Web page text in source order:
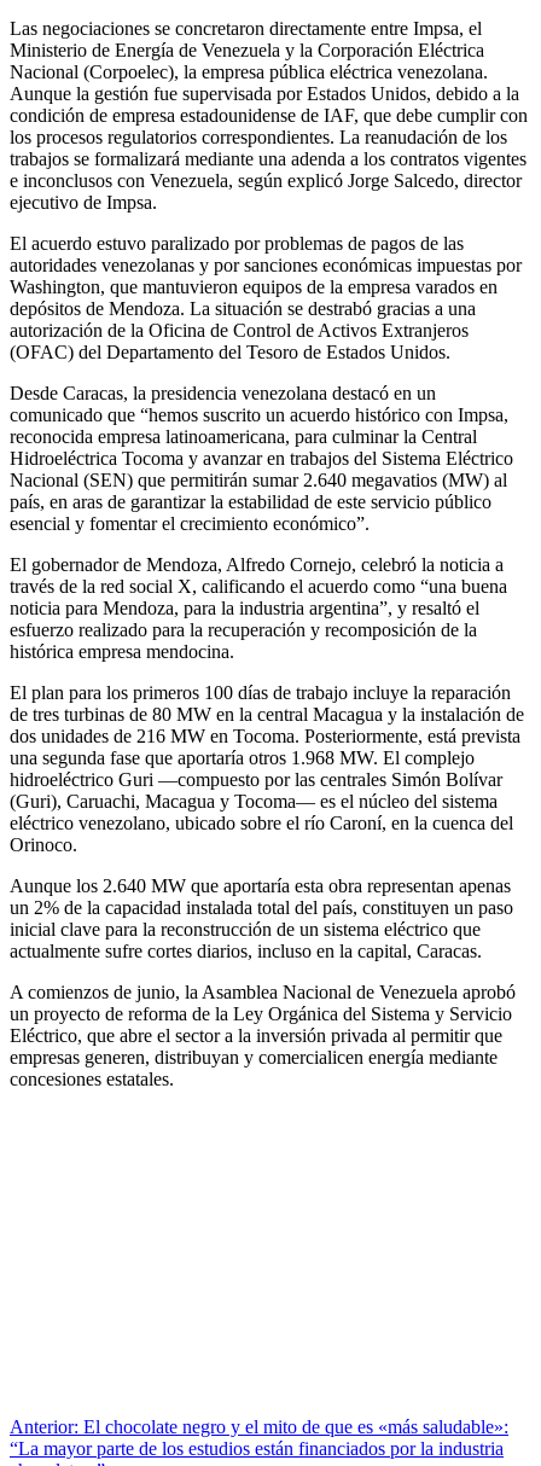
Las negociaciones se concretaron directamente entre Impsa, el
Ministerio de Energía de Venezuela y la Corporación Eléctrica
Nacional (Corpoelec), la empresa pública eléctrica venezolana.
Aunque la gestión fue supervisada por Estados Unidos, debido a la
condición de empresa estadounidense de IAF, que debe cumplir con
los procesos regulatorios correspondientes. La reanudación de los
trabajos se formalizará mediante una adenda a los contratos vigentes
e inconclusos con Venezuela, según explicó Jorge Salcedo, director
ejecutivo de Impsa.
El acuerdo estuvo paralizado por problemas de pagos de las
autoridades venezolanas y por sanciones económicas impuestas por
Washington, que mantuvieron equipos de la empresa varados en
depósitos de Mendoza. La situación se destrabó gracias a una
autorización de la Oficina de Control de Activos Extranjeros
(OFAC) del Departamento del Tesoro de Estados Unidos.
Desde Caracas, la presidencia venezolana destacó en un
comunicado que “hemos suscrito un acuerdo histórico con Impsa,
reconocida empresa latinoamericana, para culminar la Central
Hidroeléctrica Tocoma y avanzar en trabajos del Sistema Eléctrico
Nacional (SEN) que permitirán sumar 2.640 megavatios (MW) al
país, en aras de garantizar la estabilidad de este servicio público
esencial y fomentar el crecimiento económico”.
El gobernador de Mendoza, Alfredo Cornejo, celebró la noticia a
través de la red social X, calificando el acuerdo como “una buena
noticia para Mendoza, para la industria argentina”, y resaltó el
esfuerzo realizado para la recuperación y recomposición de la
histórica empresa mendocina.
El plan para los primeros 100 días de trabajo incluye la reparación
de tres turbinas de 80 MW en la central Macagua y la instalación de
dos unidades de 216 MW en Tocoma. Posteriormente, está prevista
una segunda fase que aportaría otros 1.968 MW. El complejo
hidroeléctrico Guri —compuesto por las centrales Simón Bolívar
(Guri), Caruachi, Macagua y Tocoma— es el núcleo del sistema
eléctrico venezolano, ubicado sobre el río Caroní, en la cuenca del
Orinoco.
Aunque los 2.640 MW que aportaría esta obra representan apenas
un 2% de la capacidad instalada total del país, constituyen un paso
inicial clave para la reconstrucción de un sistema eléctrico que
actualmente sufre cortes diarios, incluso en la capital, Caracas.
A comienzos de junio, la Asamblea Nacional de Venezuela aprobó
un proyecto de reforma de la Ley Orgánica del Sistema y Servicio
Eléctrico, que abre el sector a la inversión privada al permitir que
empresas generen, distribuyan y comercialicen energía mediante
concesiones estatales.
Anterior: El chocolate negro y el mito de que es «más saludable»:
“La mayor parte de los estudios están financiados por la industria